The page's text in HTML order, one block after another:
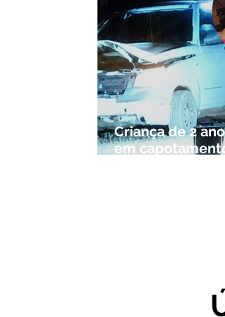
Criança de 2
em